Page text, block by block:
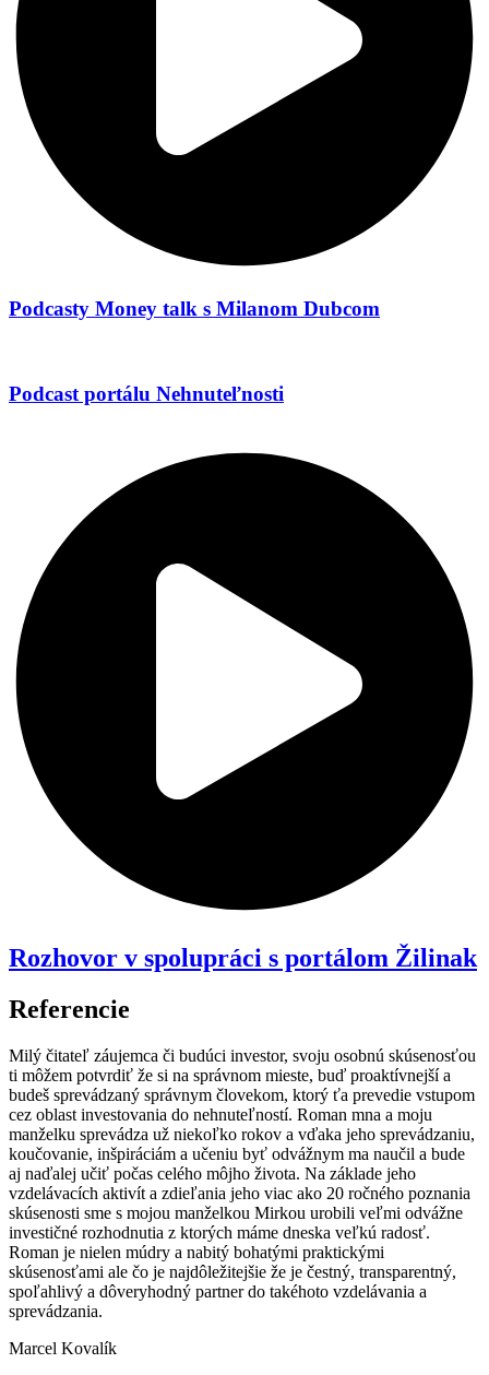
Podcasty Money talk s Milanom Dubcom
Podcast portálu Nehnuteľnosti
Rozhovor v spolupráci s portálom Žilinak
Referencie
Milý čitateľ záujemca či budúci investor, svoju osobnú skúsenosťou
ti môžem potvrdiť že si na správnom mieste, buď proaktívnejší a
budeš sprevádzaný správnym človekom, ktorý ťa prevedie vstupom
cez oblast investovania do nehnuteľností. Roman mna a moju
manželku sprevádza už niekoľko rokov a vďaka jeho sprevádzaniu,
koučovanie, inšpiráciám a učeniu byť odvážnym ma naučil a bude
aj naďalej učiť počas celého môjho života. Na základe jeho
vzdelávacích aktivít a zdieľania jeho viac ako 20 ročného poznania
skúsenosti sme s mojou manželkou Mirkou urobili veľmi odvážne
investičné rozhodnutia z ktorých máme dneska veľkú radosť.
Roman je nielen múdry a nabitý bohatými praktickými
skúsenosťami ale čo je najdôležitejšie že je čestný, transparentný,
spoľahlivý a dôveryhodný partner do takéhoto vzdelávania a
sprevádzania.
Marcel Kovalík